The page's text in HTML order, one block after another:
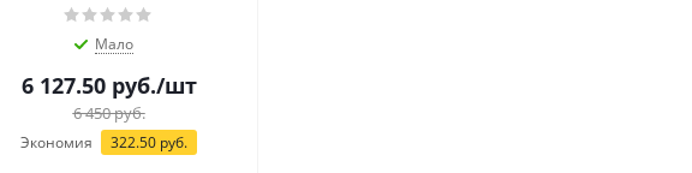
Мало
6 127.50руб./шт
6 450руб.
Экономия 322.50 руб.